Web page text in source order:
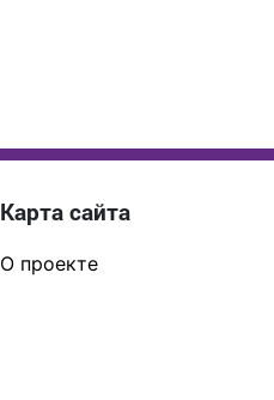
Карта сайта
О проекте